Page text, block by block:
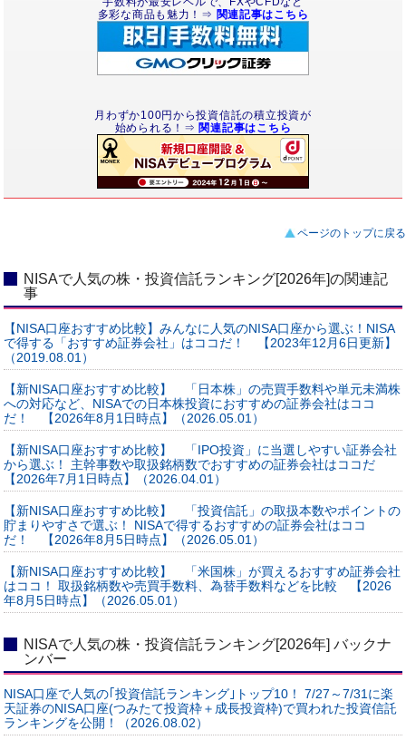
多彩な商品も魅力！⇒ 関連記事はこちら
月わずか100円から投資信託の積立投資が
始められる！⇒ 関連記事はこちら
ページのトップに戻る
NISAで人気の株・投資信託ランキング[2026年]の関連記
事
【NISA口座おすすめ比較】みんなに人気のNISA口座から選ぶ！NISA
で得する「おすすめ証券会社」はココだ！ 【2023年12月6日更新】
（2019.08.01）
【新NISA口座おすすめ比較】 「日本株」の売買手数料や単元未満株
への対応など、NISAでの日本株投資におすすめの証券会社はココ
だ！ 【2026年8月1日時点】（2026.05.01）
【新NISA口座おすすめ比較】 「IPO投資」に当選しやすい証券会社
から選ぶ！ 主幹事数や取扱銘柄数でおすすめの証券会社はココだ
【2026年7月1日時点】（2026.04.01）
【新NISA口座おすすめ比較】 「投資信託」の取扱本数やポイントの
貯まりやすさで選ぶ！ NISAで得するおすすめの証券会社はココ
だ！ 【2026年8月5日時点】（2026.05.01）
【新NISA口座おすすめ比較】 「米国株」が買えるおすすめ証券会社
はココ！ 取扱銘柄数や売買手数料、為替手数料などを比較 【2026
年8月5日時点】（2026.05.01）
NISAで人気の株・投資信託ランキング[2026年] バックナ
ンバー
NISA口座で人気の｢投資信託ランキング｣トップ10！ 7/27～7/31に楽
天証券のNISA口座(つみたて投資枠＋成長投資枠)で買われた投資信託
ランキングを公開！（2026.08.02）